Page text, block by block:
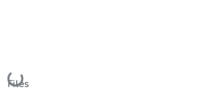
Loading...
Files